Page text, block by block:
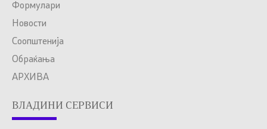
Формулари
Новости
Соопштенија
Обраќања
АРХИВА
ВЛАДИНИ СЕРВИСИ